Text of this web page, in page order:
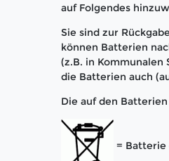
auf Folgendes
Sie sind zur
können Batterien
(z.B. in
die Batterien auch
Die auf den
= Batterie